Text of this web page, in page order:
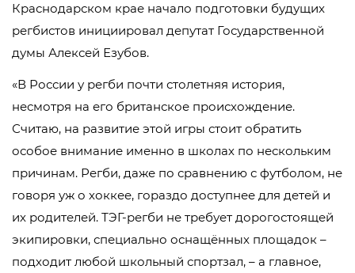
Краснодарском крае начало подготовки будущих
регбистов инициировал депутат Государственной
думы Алексей Езубов.
«В России у регби почти столетняя история,
несмотря на его британское происхождение.
Считаю, на развитие этой игры стоит обратить
особое внимание именно в школах по нескольким
причинам. Регби, даже по сравнению с футболом, не
говоря уж о хоккее, гораздо доступнее для детей и
их родителей. ТЭГ-регби не требует дорогостоящей
экипировки, специально оснащённых площадок –
подходит любой школьный спортзал, – а главное,